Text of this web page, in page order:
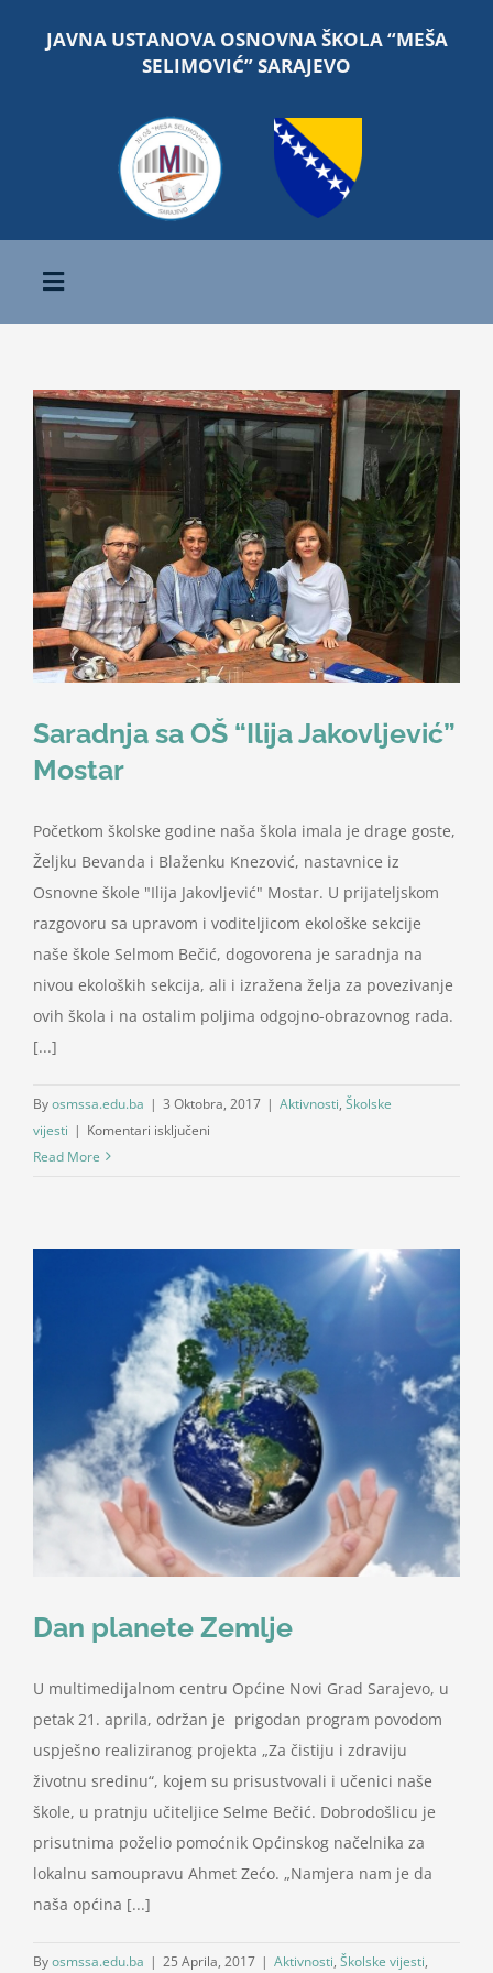
JAVNA USTANOVA OSNOVNA ŠKOLA “MEŠA
SELIMOVIĆ” SARAJEVO
Toggle
Navigation
O školi
Nastava
Učenici
Školske vijesti
Obavještenja
Kontakt
Saradnja sa OŠ “Ilija Jakovljević”
Mostar
Početkom školske godine naša škola imala je drage goste,
Željku Bevanda i Blaženku Knezović, nastavnice iz
Osnovne škole "Ilija Jakovljević" Mostar. U prijateljskom
razgovoru sa upravom i voditeljicom ekološke sekcije
naše škole Selmom Bečić, dogovorena je saradnja na
nivou ekoloških sekcija, ali i izražena želja za povezivanje
ovih škola i na ostalim poljima odgojno-obrazovnog rada.
[...]
Byosmssa.edu.ba | 3 Oktobra, 2017 | Aktivnosti, Školske
vijesti | Komentari isključeni
Mostar
Read More
Dan planete Zemlje
U multimedijalnom centru Općine Novi Grad Sarajevo, u
petak 21. aprila, održan je prigodan program povodom
uspješno realiziranog projekta „Za čistiju i zdraviju
životnu sredinu“, kojem su prisustvovali i učenici naše
škole, u pratnju učiteljice Selme Bečić. Dobrodošlicu je
prisutnima poželio pomoćnik Općinskog načelnika za
lokalnu samoupravu Ahmet Zećo. „Namjera nam je da
naša općina [...]
Byosmssa.edu.ba | 25 Aprila, 2017 | Aktivnosti, Školske vijesti,